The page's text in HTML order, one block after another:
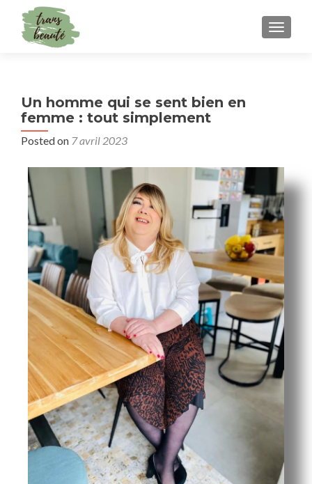
Un homme qui se sent bien en
femme : tout simplement
Posted on 7 avril 2023